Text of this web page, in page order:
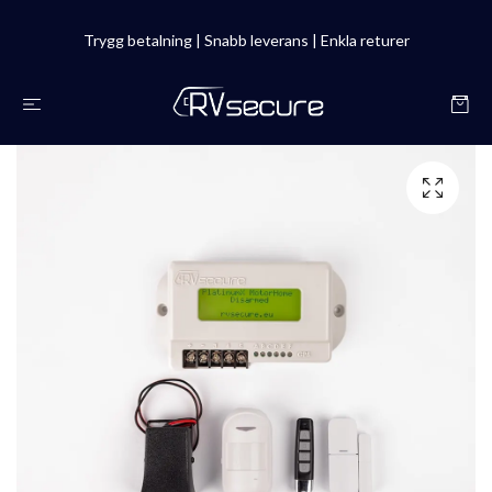
Trygg betalning | Snabb leverans | Enkla returer